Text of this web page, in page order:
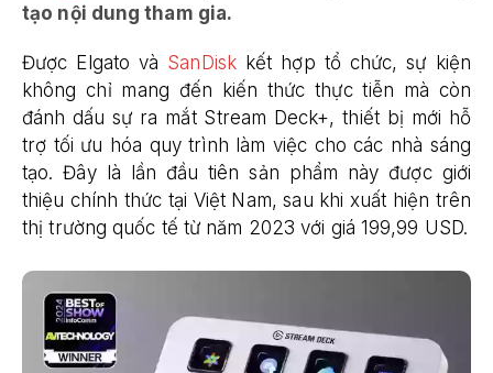
tạo nội dung tham gia.
Được Elgato và SanDiskkết hợp tổ chức, sự kiện
không chỉ mang đến kiến thức thực tiễn mà còn
đánh dấu sự ra mắt Stream Deck+, thiết bị mới hỗ
trợ tối ưu hóa quy trình làm việc cho các nhà sáng
tạo. Đây là lần đầu tiên sản phẩm này được giới
thiệu chính thức tại Việt Nam, sau khi xuất hiện trên
thị trường quốc tế từ năm 2023 với giá 199,99 USD.